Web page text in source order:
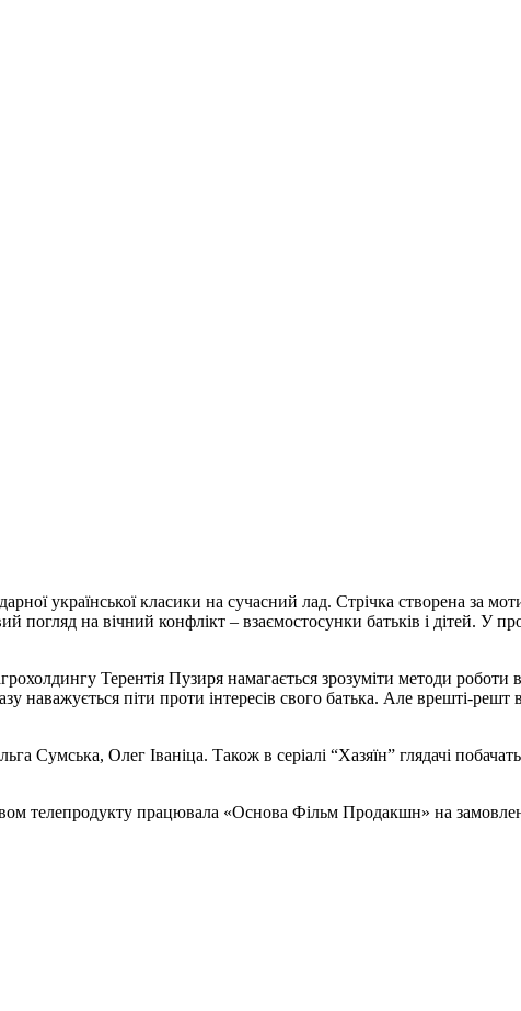
української класики на сучасний лад. Стрічка створена за
погляд на вічний конфлікт – взаємостосунки батьків і дітей. У
Терентія Пузиря намагається зрозуміти методи роботи
наважується піти проти інтересів свого батька. Але врешті-решт
Сумська, Олег Іваніца. Також в серіалі “Хазяїн” глядачі
телепродукту працювала «Основа Фільм Продакшн» на